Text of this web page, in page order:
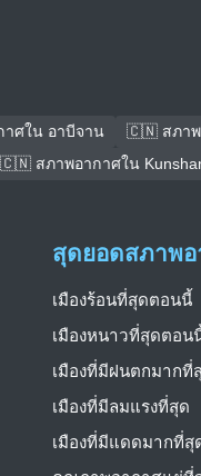
ศใน อาบีจาน
🇨🇳 สภาพ
🇨🇳 สภาพอากาศใน
สุดยอดสภาพอ
เมืองร้อนที่สุดตอนนี้
เมืองหนาวที่สุดตอน
เมืองที่มีฝนตกมากที่
เมืองที่มีลมแรงที่สุด
เมืองที่มีแดดมากที่สุ